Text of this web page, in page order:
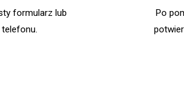
formularz lub
Po